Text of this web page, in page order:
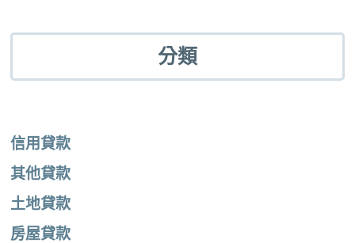
分類
信用貸款
其他貸款
土地貸款
房屋貸款